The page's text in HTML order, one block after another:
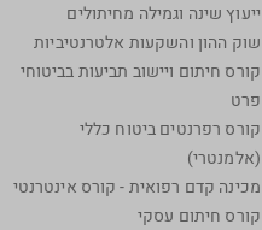
ייעוץ שינה וגמילה מחיתולים
שוק ההון והשקעות אלטרנטיביות
קורס חיתום ויישוב תביעות בביטוחי
פרט
קורס רפרנטים ביטוח כללי
(אלמנטרי)
מכינה קדם רפואית - קורס אינטרנטי
קורס חיתום עסקי